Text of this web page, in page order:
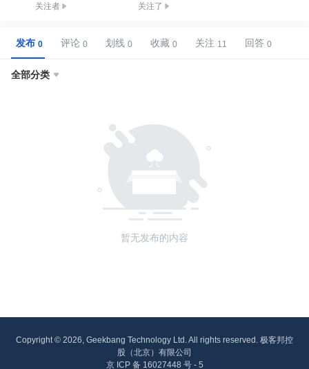
关注者 关注了
发布 评论 划线 收藏 关注 回答
全部分类 
暂无发布的内容
Copyright © 2026, Geekbang Technology Ltd. All rights reserved. 极客邦控
股（北京）有限公司
京 ICP 备 16027448 号 - 5